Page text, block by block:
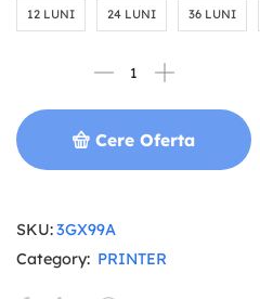
12 LUNI 24 LUNI 36 LUNI
Cere Oferta
SKU:3GX99A
Category: PRINTER